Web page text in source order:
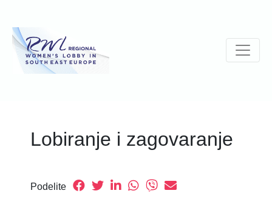
Lobiranje i zagovaranje
Podelite